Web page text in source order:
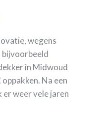
wegens
bijvoorbeeld
in Midwoud
oppakken. Na een
er weer vele jaren